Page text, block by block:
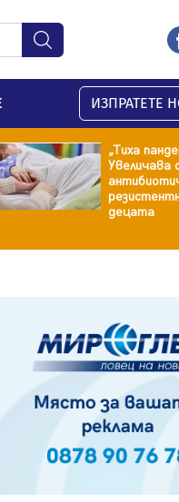
ИЗПРАТЕТЕ
„Тиха
Увеличава
децата